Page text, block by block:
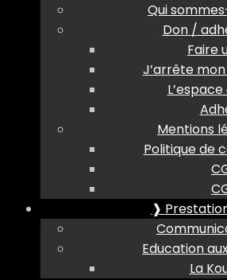
Qui
Don /
Faire
J’arrête
Mentions
Politique de
❱
Education
La